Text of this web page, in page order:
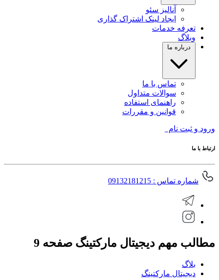
آنالیز سئو
ایجاد لینک اشتراک گذاری
تعرفه خدمات
وبلاگ
درباره ما
تماس با ما
سوالات متداول
راهنمای استفاده
قوانین و مقررات
ورود و ثبت نام
ارتباط با ما
شماره تماس : 09132181215
مطالب مهم دیجیتال مارکتینگ صفحه 9
بلاگ
دیجیتال مارکتینگ